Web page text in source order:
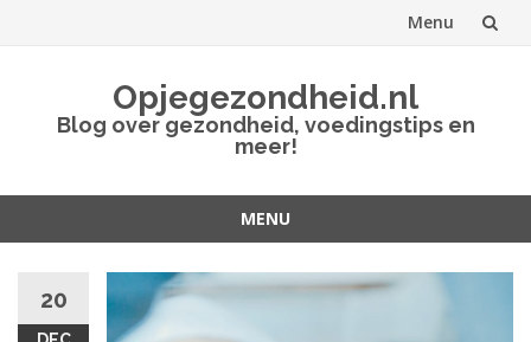
Menu
Opjegezondheid.nl
Blog over gezondheid, voedingstips en
meer!
MENU
inhoud20